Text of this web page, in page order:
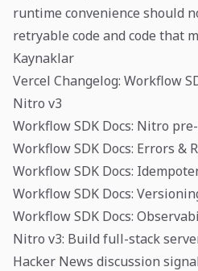
runtime convenience should
retryable code and code that
Kaynaklar
Vercel Changelog: Workflow
Nitro v3
Workflow SDK Docs: Nitro
Workflow SDK Docs: Errors &
Workflow SDK Docs:
Workflow SDK Docs:
Workflow SDK Docs:
Nitro v3: Build full-stack
Hacker News discussion